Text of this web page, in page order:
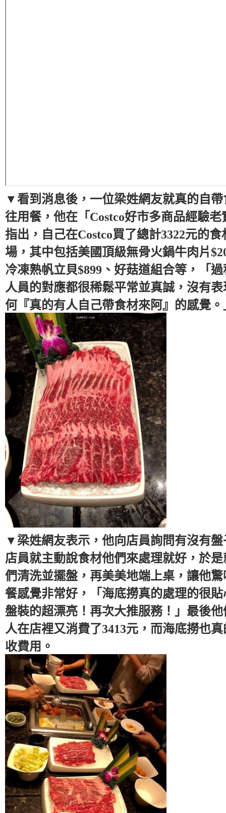
▼看到消息後，一位梁姓網友就真的自帶
往用餐，他在「Costco好市多商品經驗老
指出，自己在Costco買了總計3322元的食
場，其中包括美國頂級無骨火鍋牛肉片
冷凍熟帆立貝$899、好菇道組合等，「
人員的對應都很稀鬆平常並真誠，沒有
何『真的有人自己帶食材來阿』的感覺。
▼梁姓網友表示，他向店員詢問有沒有盤
店員就主動說食材他們來處理就好，於
們清洗並擺盤，再美美地端上桌，讓他驚
餐感覺非常好，「海底撈真的處理的很貼
盤裝的超漂亮！再次大推服務！」最後他
人在店裡又消費了3413元，而海底撈也
收費用。